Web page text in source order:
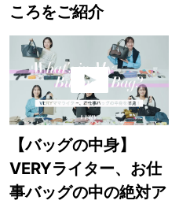
ころをご紹介
【バッグの中身】
VERYライター、お仕
事バッグの中の絶対ア